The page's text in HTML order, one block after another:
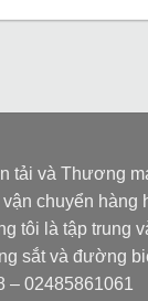
tải và Thương
chuyển hàng
tôi là tập trung
sắt và đường
– 02485861061